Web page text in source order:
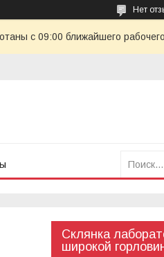
Нет
с 09:00 ближайшего
Склянка
широкой